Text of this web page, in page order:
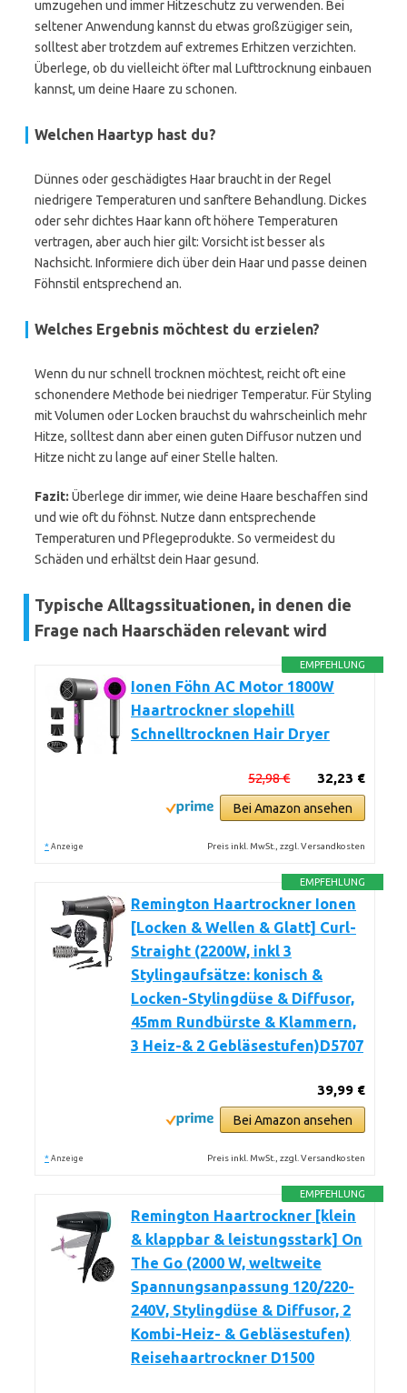
umzugehen und immer Hitzeschutz zu verwenden. Bei
seltener Anwendung kannst du etwas großzügiger sein,
solltest aber trotzdem auf extremes Erhitzen verzichten.
Überlege, ob du vielleicht öfter mal Lufttrocknung einbauen
kannst, um deine Haare zu schonen.
Welchen Haartyp hast du?
Dünnes oder geschädigtes Haar braucht in der Regel
niedrigere Temperaturen und sanftere Behandlung. Dickes
oder sehr dichtes Haar kann oft höhere Temperaturen
vertragen, aber auch hier gilt: Vorsicht ist besser als
Nachsicht. Informiere dich über dein Haar und passe deinen
Föhnstil entsprechend an.
Welches Ergebnis möchtest du erzielen?
Wenn du nur schnell trocknen möchtest, reicht oft eine
schonendere Methode bei niedriger Temperatur. Für Styling
mit Volumen oder Locken brauchst du wahrscheinlich mehr
Hitze, solltest dann aber einen guten Diffusor nutzen und
Hitze nicht zu lange auf einer Stelle halten.
Fazit: Überlege dir immer, wie deine Haare beschaffen sind
und wie oft du föhnst. Nutze dann entsprechende
Temperaturen und Pflegeprodukte. So vermeidest du
Schäden und erhältst dein Haar gesund.
Typische Alltagssituationen, in denen die
Frage nach Haarschäden relevant wird
EMPFEHLUNG
Ionen Föhn AC Motor 1800W
Haartrockner slopehill
Schnelltrocknen Hair Dryer
32,23 €
52,98 €
Bei Amazon ansehen
* Anzeige Preis inkl. MwSt., zzgl. Versandkosten
EMPFEHLUNG
Remington Haartrockner Ionen
[Locken & Wellen & Glatt] Curl-
Straight (2200W, inkl 3
Stylingaufsätze: konisch &
Locken-Stylingdüse & Diffusor,
45mm Rundbürste & Klammern,
3 Heiz-& 2 Gebläsestufen)D5707
39,99 €
Bei Amazon ansehen
* Anzeige Preis inkl. MwSt., zzgl. Versandkosten
EMPFEHLUNG
Remington Haartrockner [klein
& klappbar & leistungsstark] On
The Go (2000 W, weltweite
Spannungsanpassung 120/220-
240V, Stylingdüse & Diffusor, 2
Kombi-Heiz- & Gebläsestufen)
Reisehaartrockner D1500